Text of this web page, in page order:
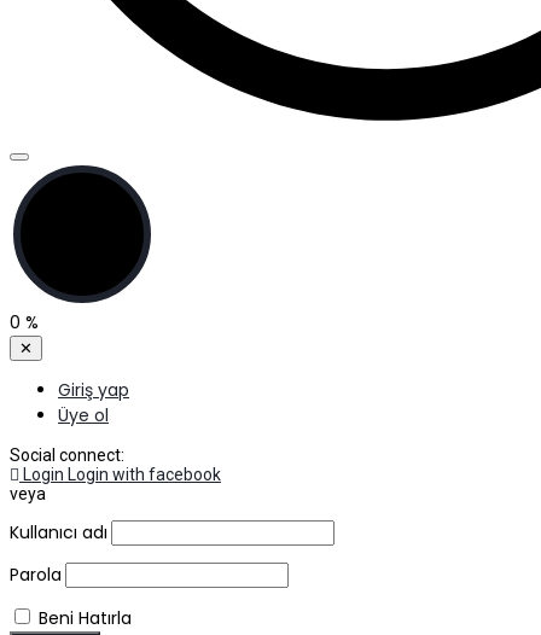
0 %
✕
Giriş yap
Üye ol
Social connect:
Login Login with facebook
veya
Kullanıcı adı
Parola
Beni Hatırla